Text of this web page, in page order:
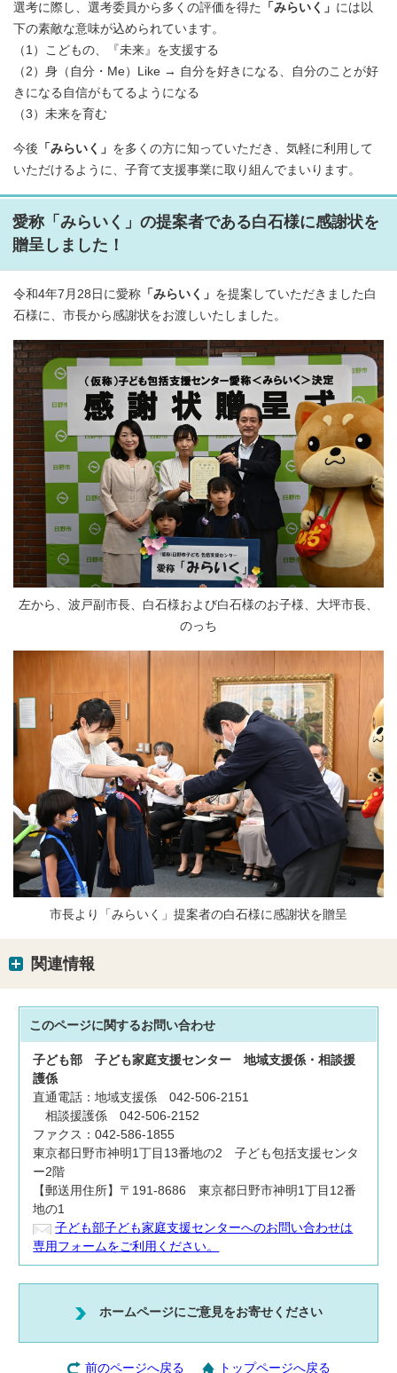
選考に際し、選考委員から多くの評価を得た 「みらいく」 には以
下の素敵な意味が込められています。
（1）こどもの、『未来』を支援する
（2）身（自分・Me）Like → 自分を好きになる、自分のことが好
きになる自信がもてるようになる
（3）未来を育む
今後 「みらいく」 を多くの方に知っていただき、気軽に利用して
いただけるように、子育て支援事業に取り組んでまいります。
愛称「みらいく」の提案者である白石様に感謝状を
贈呈しました！
令和4年7月28日に愛称 「みらいく」 を提案していただきました白
石様に、市長から感謝状をお渡しいたしました。
左から、波戸副市長、白石様および白石様のお子様、大坪市長、
のっち
市長より「みらいく」提案者の白石様に感謝状を贈呈
関連情報
このページに関するお問い合わせ
子ども部子ども家庭支援センター 地域支援係・相談援
護係
直通電話：地域支援係 042-506-2151
相談援護係 042-506-2152
ファクス：042-586-1855
東京都日野市神明1丁目13番地の2 子ども包括支援センタ
ー2階
【郵送用住所】〒191-8686 東京都日野市神明1丁目12番
地の1
子ども部子ども家庭支援センターへのお問い合わせは
専用フォームをご利用ください。
ホームページにご意見をお寄せください
前のページへ戻る トップページへ戻る